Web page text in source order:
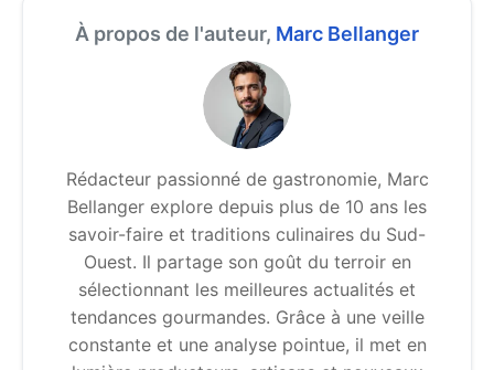
À propos de l'auteur, Marc Bellanger
Rédacteur passionné de gastronomie, Marc
Bellanger explore depuis plus de 10 ans les
savoir-faire et traditions culinaires du Sud-
Ouest. Il partage son goût du terroir en
sélectionnant les meilleures actualités et
tendances gourmandes. Grâce à une veille
constante et une analyse pointue, il met en